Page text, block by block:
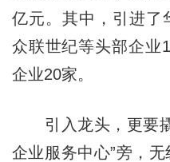
亿元。其中，引进了
众联世纪等头部企业
企业20家。
引入龙头，更要撬
企业服务中心”旁，